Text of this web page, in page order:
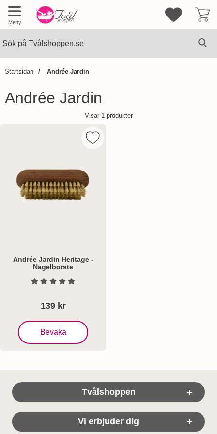
Meny
Mina
Startsidan Andrée Jardin
Andrée Jardin
Visar 1 produkter
Andrée Jardin Heritage -
Nagelborste
Art. nr 5305 Betyg: 0 Stjärnor av 5
139 kr
Bevaka
, Andrée Jardin Heritage - Nagelborste
Markera andrée Jardin Heritage -
Sidfot Blandad info och länkar
Tvålshoppen
Vi erbjuder dig